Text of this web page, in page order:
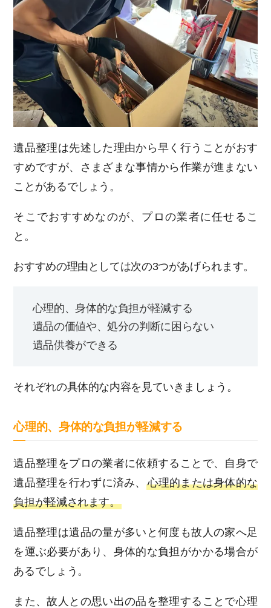
遺品整理は先述した理由から早く行うことがおす
すめですが、さまざまな事情から作業が進まない
ことがあるでしょう。
そこでおすすめなのが、プロの業者に任せるこ
と。
おすすめの理由としては次の3つがあげられます。
心理的、身体的な負担が軽減する
遺品の価値や、処分の判断に困らない
遺品供養ができる
それぞれの具体的な内容を見ていきましょう。
心理的、身体的な負担が軽減する
遺品整理をプロの業者に依頼することで、自身で
遺品整理を行わずに済み、 心理的または身体的な
負担が軽減されます。
遺品整理は遺品の量が多いと何度も故人の家へ足
を運ぶ必要があり、身体的な負担がかかる場合が
あるでしょう。
また、故人との思い出の品を整理することで心理